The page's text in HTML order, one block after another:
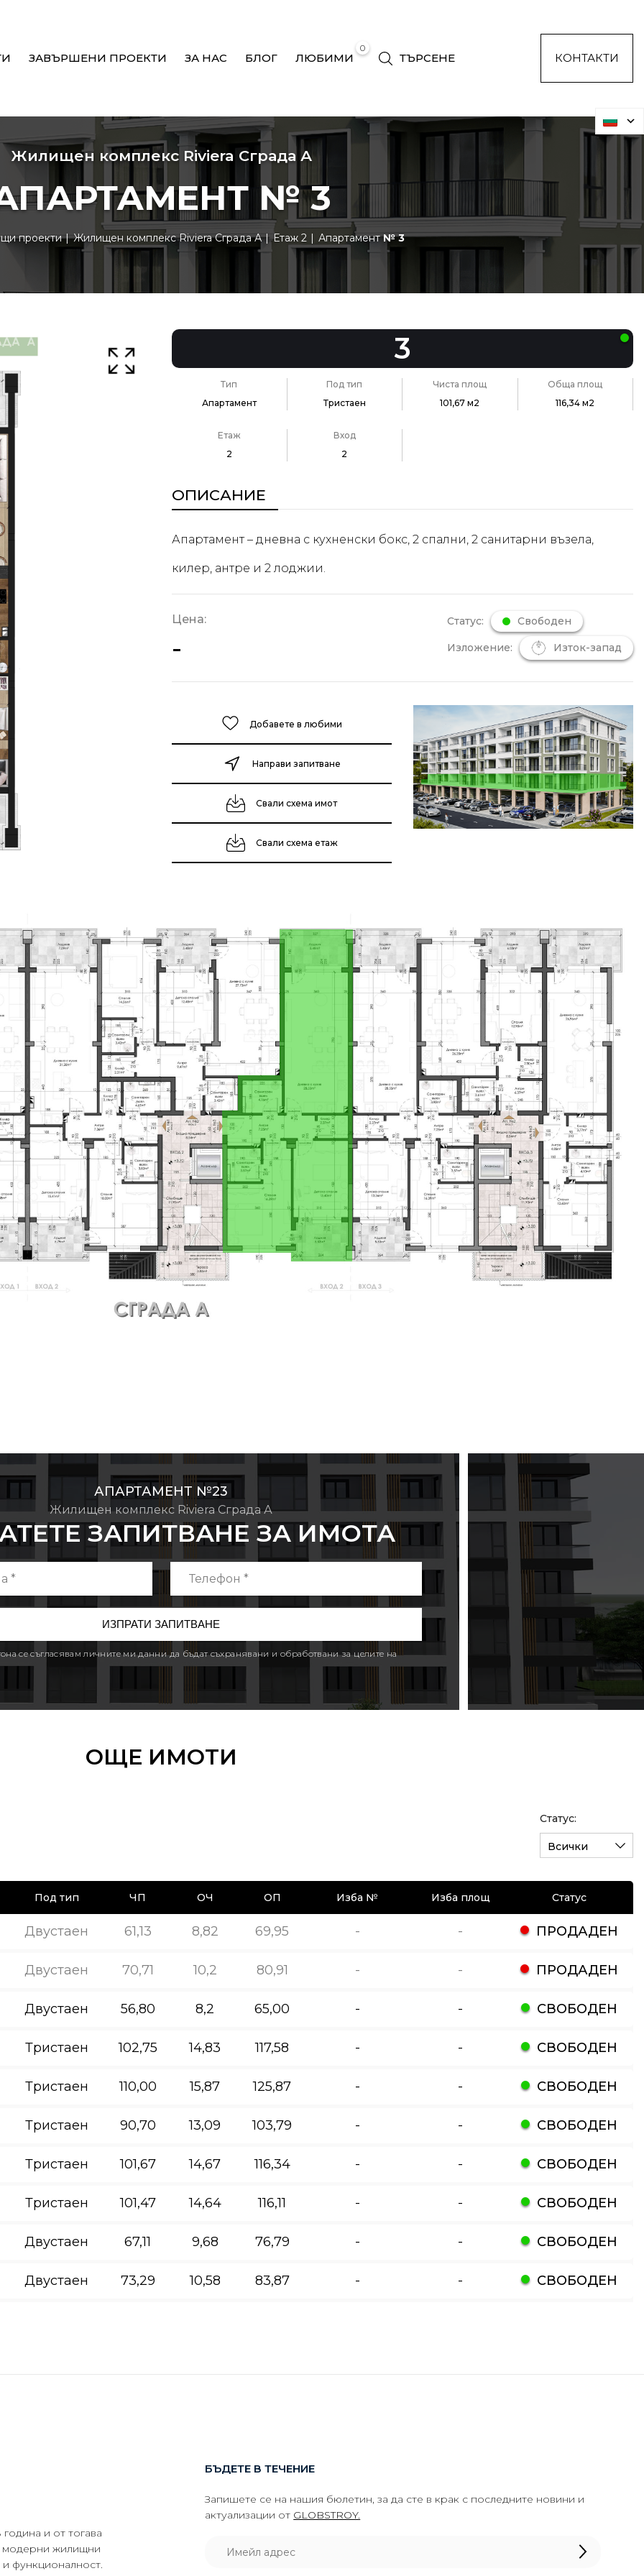
ЗАВЪРШЕНИ ПРОЕКТИ ЗА НАС БЛОГ
0
ЛЮБИМИ ТЪРСЕНЕ КОНТАКТИ
Жилищен комплекс Riviera Сграда А
№ 3
проекти Жилищен комплекс Riviera Сграда А Етаж 2 Апартамент№ 3
3
Тип
Апартамент
Под тип
Тристаен
Чиста площ
101,67 м2
Обща площ
116,34 м2
Етаж
2
Вход
2
ОПИСАНИЕ
Апартамент – дневна с кухненски бокс, 2 спални, 2 санитарни възела,
килер, антре и 2 лоджии.
Цена:
-
Статус: Свободен
Изложение: Изток-запад
Добавете в любими
Направи запитване
Свали схема имот
Свали схема етаж
АПАРТАМЕНТ №23
Жилищен комплекс Riviera Сграда А
ЗАПИТВАНЕ ЗА ИМОТА
се съгласявам личните ми данни да бъдат съхранявани и обработвани за целите на
ОЩЕ ИМОТИ
Статус:
Всички
Под тип ЧП ОЧ ОП Изба № Изба площ Статус
Двустаен 61,13 8,82 69,95 - - ПРОДАДЕН
Двустаен 70,71 10,2 80,91 - - ПРОДАДЕН
Двустаен 56,80 8,2 65,00 - - СВОБОДЕН
Тристаен 102,75 14,83 117,58 - - СВОБОДЕН
Тристаен 110,00 15,87 125,87 - - СВОБОДЕН
Тристаен 90,70 13,09 103,79 - - СВОБОДЕН
Тристаен 101,67 14,67 116,34 - - СВОБОДЕН
Тристаен 101,47 14,64 116,11 - - СВОБОДЕН
Двустаен 67,11 9,68 76,79 - - СВОБОДЕН
Двустаен 73,29 10,58 83,87 - - СВОБОДЕН
и от тогава
модерни жилищни
и функционалност.
БЪДЕТЕ В ТЕЧЕНИЕ
Запишете се на нашия бюлетин, за да сте в крак с последните новини и
актуализации от GLOBSTROY.